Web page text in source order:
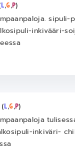
L,G,P)
sipuli-
inkivääri-
(L,G,P)
inkiväri-